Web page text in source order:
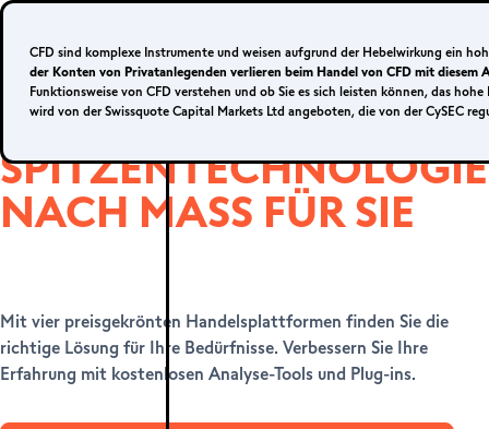
CFD sind komplexe Instrumente und weisen aufgrund der Hebelwirkung ein
der Konten von Privatanlegenden verlieren beim Handel von CFD mit diesem
Funktionsweise von CFD verstehen und ob Sie es sich leisten können, das
wird von der Swissquote Capital Markets Ltd angeboten, die von der CySEC
Anmelden
Live-Konto
5
Ihr Konto eröffnen
SPITZENTECHNOLOGIE
NACH MASS FÜR SIE
Mit vier preisgekrönten Handelsplattformen finden Sie die
richtige Lösung für Ihre Bedürfnisse. Verbessern Sie Ihre
Erfahrung mit kostenlosen Analyse-Tools und Plug-ins.